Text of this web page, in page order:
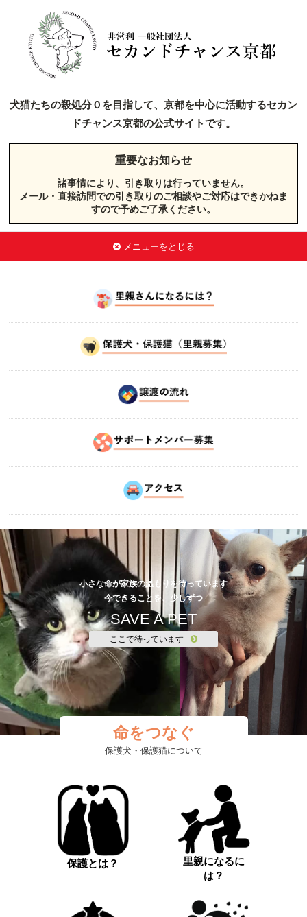
犬猫たちの殺処分０を目指して、京都を中心に活動するセカン
ドチャンス京都の公式サイトです。
重要なお知らせ
諸事情により、引き取りは行っていません。
メール・直接訪問での引き取りのご相談やご対応はできかねま
すので予めご了承ください。
メニューをとじる
小さな命が家族の温もりを待っています
今できることを、少しずつ
SAVE A PET
ここで待っています
命をつなぐ
保護犬・保護猫について
保護とは？
里親になるに
は？